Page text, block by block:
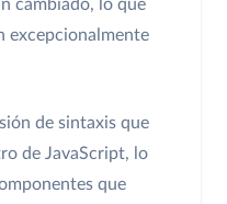
cambiado, lo que
excepcionalmente
de sintaxis que
de JavaScript, lo
que